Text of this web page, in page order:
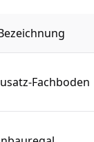
Fachboden